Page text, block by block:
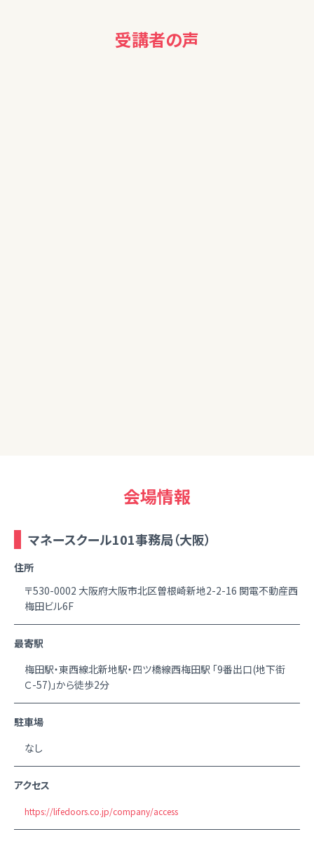
受講者の声
会場情報
マネースクール101事務局（大阪）
住所
〒530-0002 大阪府大阪市北区曽根崎新地2-2-16 関電不動産西
梅田ビル6F
最寄駅
梅田駅・東西線北新地駅・四ツ橋線西梅田駅 「9番出口(地下街
Ｃ-57)」から徒歩2分
駐車場
なし
アクセス
https://lifedoors.co.jp/company/access